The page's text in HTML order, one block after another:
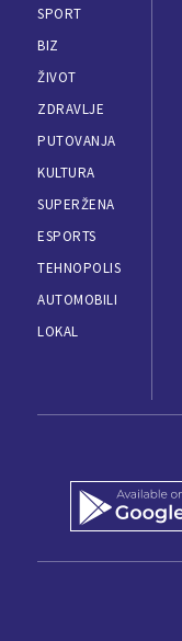
SPORT
BIZ
ŽIVOT
ZDRAVLJE
PUTOVANJA
KULTURA
SUPERŽENA
ESPORTS
TEHNOPOLIS
AUTOMOBILI
LOKAL